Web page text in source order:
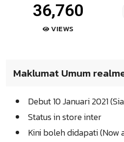
36,760
VIEWS
Maklumat Umum
Debut 10 Januari 2021
Status in store inter
Kini boleh didapati (Now